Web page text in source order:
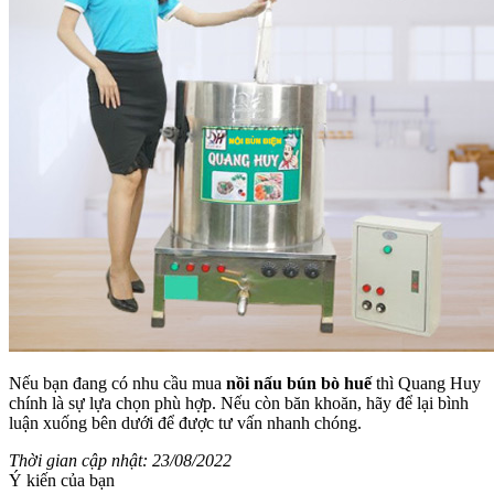
Nếu bạn đang có nhu cầu mua nồi nấu bún bò huếthì Quang Huy
chính là sự lựa chọn phù hợp. Nếu còn băn khoăn, hãy để lại bình
luận xuống bên dưới để được tư vấn nhanh chóng.
Thời gian cập nhật: 23/08/2022
Ý kiến của bạn